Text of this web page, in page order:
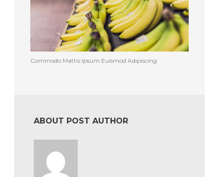
Commodo Mattis Ipsum Euismod Adipiscing
ABOUT POST AUTHOR